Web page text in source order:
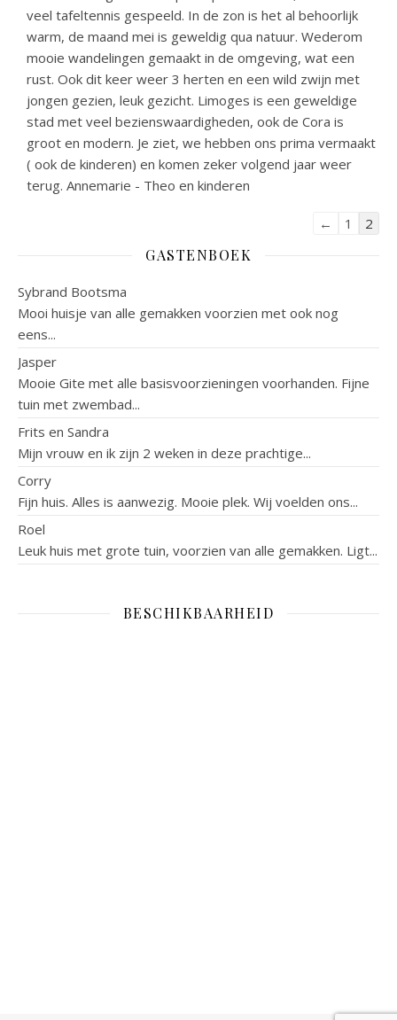
veel tafeltennis gespeeld. In de zon is het al behoorlijk
warm, de maand mei is geweldig qua natuur. Wederom
mooie wandelingen gemaakt in de omgeving, wat een
rust. Ook dit keer weer 3 herten en een wild zwijn met
jongen gezien, leuk gezicht. Limoges is een geweldige
stad met veel bezienswaardigheden, ook de Cora is
groot en modern. Je ziet, we hebben ons prima vermaakt
( ook de kinderen) en komen zeker volgend jaar weer
terug. Annemarie - Theo en kinderen
Navigatie
← 1 2
GASTENBOEK
Sybrand Bootsma
Mooi huisje van alle gemakken voorzien met ook nog
eens...
Jasper
Mooie Gite met alle basisvoorzieningen voorhanden. Fijne
tuin met zwembad...
Frits en Sandra
Mijn vrouw en ik zijn 2 weken in deze prachtige...
Corry
Fijn huis. Alles is aanwezig. Mooie plek. Wij voelden ons...
Roel
Leuk huis met grote tuin, voorzien van alle gemakken. Ligt...
BESCHIKBAARHEID